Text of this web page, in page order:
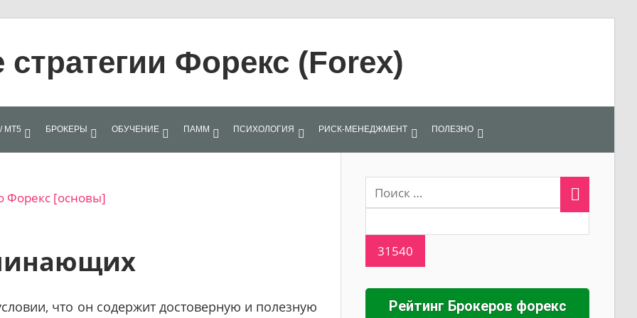
Форекс (Forex)
МТ5 БРОКЕРЫ ОБУЧЕНИЕ ПАММ ПСИХОЛОГИЯ РИСК-МЕНЕДЖМЕНТ ПОЛЕЗНО
Форекс [основы]
что он содержит достоверную и полезную
Рейтинг Брокеров форекс